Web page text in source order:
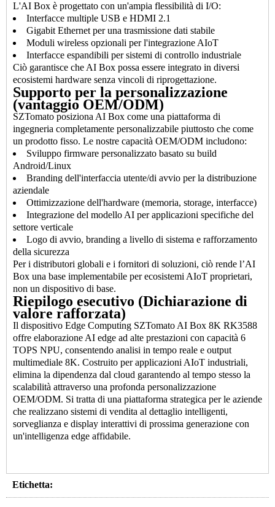
L'AI Box è progettato con un'ampia flessibilità di I/O:
Interfacce multiple USB e HDMI 2.1
Gigabit Ethernet per una trasmissione dati stabile
Moduli wireless opzionali per l'integrazione AIoT
Interfacce espandibili per sistemi di controllo industriale
Ciò garantisce che AI Box possa essere integrato in diversi
ecosistemi hardware senza vincoli di riprogettazione.
Supporto per la personalizzazione
(vantaggio OEM/ODM)
SZTomato posiziona AI Box come una piattaforma di
ingegneria completamente personalizzabile piuttosto che come
un prodotto fisso. Le nostre capacità OEM/ODM includono:
Sviluppo firmware personalizzato basato su build
Android/Linux
Branding dell'interfaccia utente/di avvio per la distribuzione
aziendale
Ottimizzazione dell'hardware (memoria, storage, interfacce)
Integrazione del modello AI per applicazioni specifiche del
settore verticale
Logo di avvio, branding a livello di sistema e rafforzamento
della sicurezza
Per i distributori globali e i fornitori di soluzioni, ciò rende l’AI
Box una base implementabile per ecosistemi AIoT proprietari,
non un dispositivo di base.
Riepilogo esecutivo (Dichiarazione di
valore rafforzata)
Il dispositivo Edge Computing SZTomato AI Box 8K RK3588
offre elaborazione AI edge ad alte prestazioni con capacità 6
TOPS NPU, consentendo analisi in tempo reale e output
multimediale 8K. Costruito per applicazioni AIoT industriali,
elimina la dipendenza dal cloud garantendo al tempo stesso la
scalabilità attraverso una profonda personalizzazione
OEM/ODM. Si tratta di una piattaforma strategica per le aziende
che realizzano sistemi di vendita al dettaglio intelligenti,
sorveglianza e display interattivi di prossima generazione con
un'intelligenza edge affidabile.
Etichetta: